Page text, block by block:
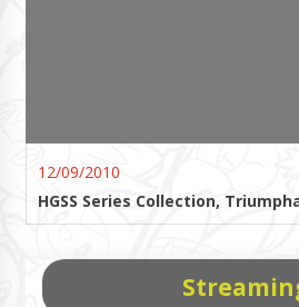
12/09/2010
HGSS Series Collection,